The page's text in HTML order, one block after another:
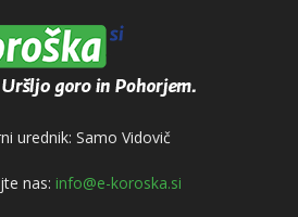
urednik: Samo Vidovič
nas: info@e-koroska.si